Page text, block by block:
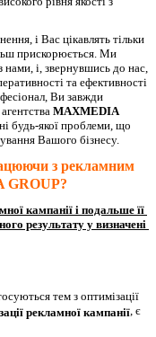
і Вас цікавлять тільки
прискорюється. Ми
і, звернувшись до нас,
та ефективності
Ви завжди
MAXMEDIA
будь-якої проблеми, що
Вашого бізнесу.
з рекламним
кампанії і подальше її
результату у визначені
тем з оптимізації
рекламної кампанії, є